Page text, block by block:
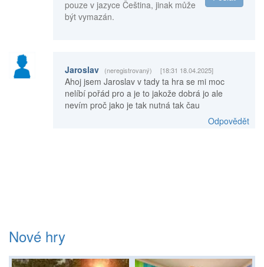
pouze v jazyce Čeština, jinak může
být vymazán.
Jaroslav (neregistrovaný) [18:31 18.04.2025]
Ahoj jsem Jaroslav v tady ta hra se mi moc
nelíbí pořád pro a je to jakože dobrá jo ale
nevím proč jako je tak nutná tak čau
Odpovědět
Nové hry